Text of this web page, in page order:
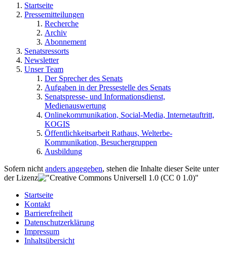
Startseite
Pressemitteilungen
Recherche
Archiv
Abonnement
Senatsressorts
Newsletter
Unser Team
Der Sprecher des Senats
Aufgaben in der Pressestelle des Senats
Senatspresse- und Informationsdienst,
Medienauswertung
Onlinekommunikation, Social-Media, Internetauftritt,
KOGIS
Öffentlichkeitsarbeit Rathaus, Welterbe-
Kommunikation, Besuchergruppen
Ausbildung
Sofern nicht anders angegeben, stehen die Inhalte dieser Seite unter
der Lizenz
Startseite
Kontakt
Barrierefreiheit
Datenschutzerklärung
Impressum
Inhaltsübersicht